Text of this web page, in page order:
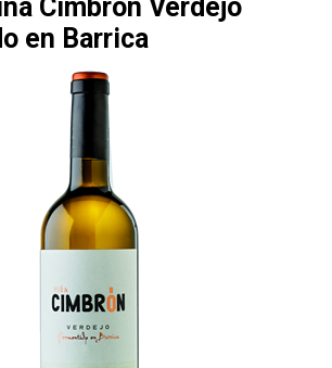
Cimbrón Verdejo
en Barrica